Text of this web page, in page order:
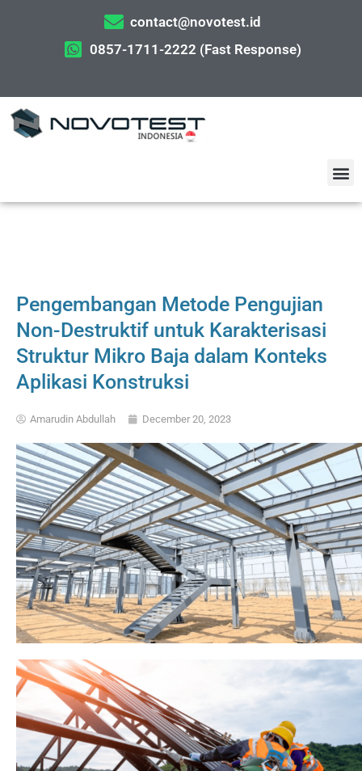
contact@novotest.id
0857-1711-2222 (Fast Response)
Pengembangan Metode Pengujian
Non-Destruktif untuk Karakterisasi
Struktur Mikro Baja dalam Konteks
Aplikasi Konstruksi
Amarudin Abdullah December 20, 2023